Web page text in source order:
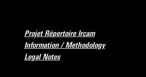
Projet Répertoire Ircam
Information / Methodology
Legal Notes